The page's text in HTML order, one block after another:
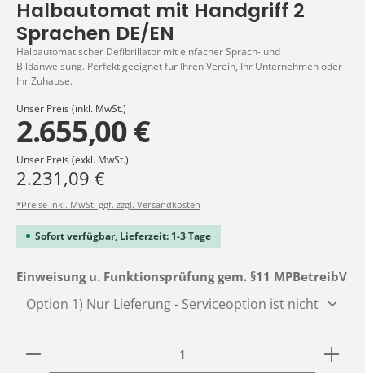
Halbautomat mit Handgriff 2
Sprachen DE/EN
Halbautomatischer Defibrillator mit einfacher Sprach- und
Bildanweisung. Perfekt geeignet für Ihren Verein, Ihr Unternehmen oder
Ihr Zuhause.
Unser Preis (inkl. MwSt.)
2.655,00 €
Unser Preis (exkl. MwSt.)
2.231,09 €
*Preise inkl. MwSt. ggf. zzgl. Versandkosten
Sofort verfügbar, Lieferzeit: 1-3 Tage
Einweisung u. Funktionsprüfung gem. §11 MPBetreibV
Produkt Anzahl: Gib den gewünschten Wert ein